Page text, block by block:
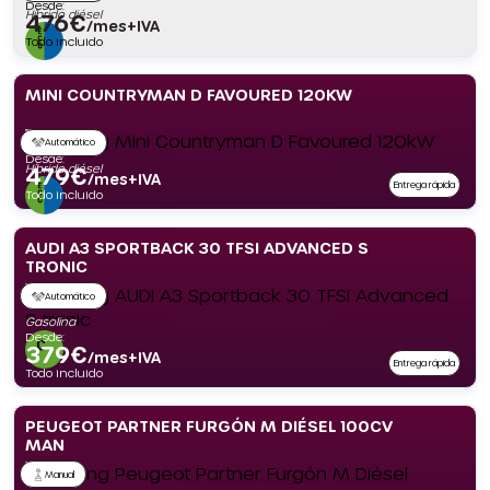
Híbrido diésel
Desde:
476€/mes+IVA
Todo incluido
MINI COUNTRYMAN D FAVOURED 120KW
Automático
Híbrido diésel
Desde:
479€/mes+IVA
Todo incluido
Entrega rápida
AUDI A3 SPORTBACK 30 TFSI ADVANCED S
TRONIC
Automático
Gasolina
Desde:
379€/mes+IVA
Todo incluido
Entrega rápida
PEUGEOT PARTNER FURGÓN M DIÉSEL 100CV
MAN
Manual